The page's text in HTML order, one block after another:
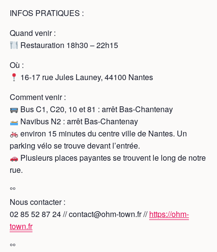
INFOS PRATIQUES :
Quand venir :
Restauration 18h30 – 22h15
Où :
16-17 rue Jules Launey, 44100 Nantes
Comment venir :
Bus C1, C20, 10 et 81 : arrêt Bas-Chantenay
Navibus N2 : arrêt Bas-Chantenay
environ 15 minutes du centre ville de Nantes. Un
parking vélo se trouve devant l’entrée.
Plusieurs places payantes se trouvent le long de notre
rue.
°°
Nous contacter :
02 85 52 87 24 // contact@ohm-town.fr //https://ohm-
town.fr
°°